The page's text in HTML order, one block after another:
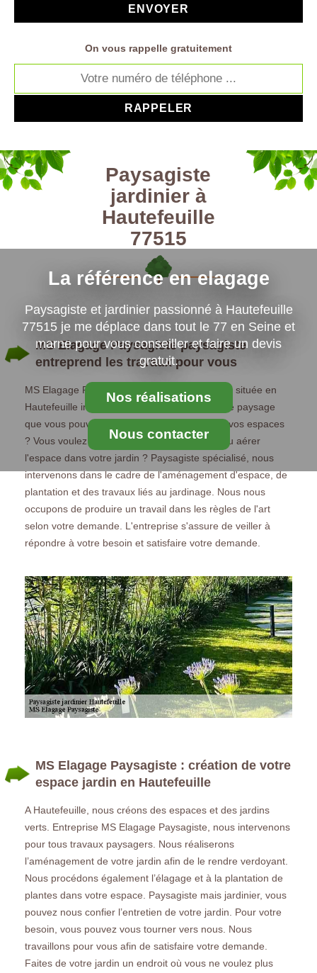
La référence en elagage
Paysagiste et jardinier passionné à Hautefeuille
77515 je me déplace dans tout le 77 en Seine et
marne pour vous conseiller et faire un devis
gratuit.
Nos réalisations
Nous contacter
On vous rappelle gratuitement
Paysagiste
jardinier à
Hautefeuille
77515
MS Elagage Paysagiste paysagiste
entreprend les travaux pour vous
MS Elagage Paysagiste, entreprise paysagiste située en
Hautefeuille intervient dans tous les travaux de paysage
que vous pouvez avoir. Vous voulez travailler vos espaces
? Vous voulez faire entretenir votre jardin ? Ou aérer
l'espace dans votre jardin ? Paysagiste spécialisé, nous
intervenons dans le cadre de l'aménagement d'espace, de
plantation et des travaux liés au jardinage. Nous nous
occupons de produire un travail dans les règles de l'art
selon votre demande. L'entreprise s'assure de veiller à
répondre à votre besoin et satisfaire votre demande.
MS Elagage Paysagiste : création de votre
espace jardin en Hautefeuille
A Hautefeuille, nous créons des espaces et des jardins
verts. Entreprise MS Elagage Paysagiste, nous intervenons
pour tous travaux paysagers. Nous réaliserons
l’aménagement de votre jardin afin de le rendre verdoyant.
Nous procédons également l’élagage et à la plantation de
plantes dans votre espace. Paysagiste mais jardinier, vous
pouvez nous confier l’entretien de votre jardin. Pour votre
besoin, vous pouvez vous tourner vers nous. Nous
travaillons pour vous afin de satisfaire votre demande.
Faites de votre jardin un endroit où vous ne voulez plus